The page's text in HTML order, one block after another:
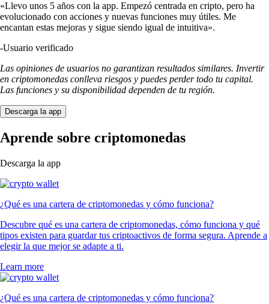
«Llevo unos 5 años con la app. Empezó centrada en cripto, pero ha
evolucionado con acciones y nuevas funciones muy útiles. Me
encantan estas mejoras y sigue siendo igual de intuitiva».
-Usuario verificado
Las opiniones de usuarios no garantizan resultados similares. Invertir
en criptomonedas conlleva riesgos y puedes perder todo tu capital.
Las funciones y su disponibilidad dependen de tu región.
Descarga la app
Aprende sobre criptomonedas
Descarga la app
¿Qué es una cartera de criptomonedas y cómo funciona?
Descubre qué es una cartera de criptomonedas, cómo funciona y qué
tipos existen para guardar tus criptoactivos de forma segura. Aprende a
elegir la que mejor se adapte a ti.
Learn more
¿Qué es una cartera de criptomonedas y cómo funciona?